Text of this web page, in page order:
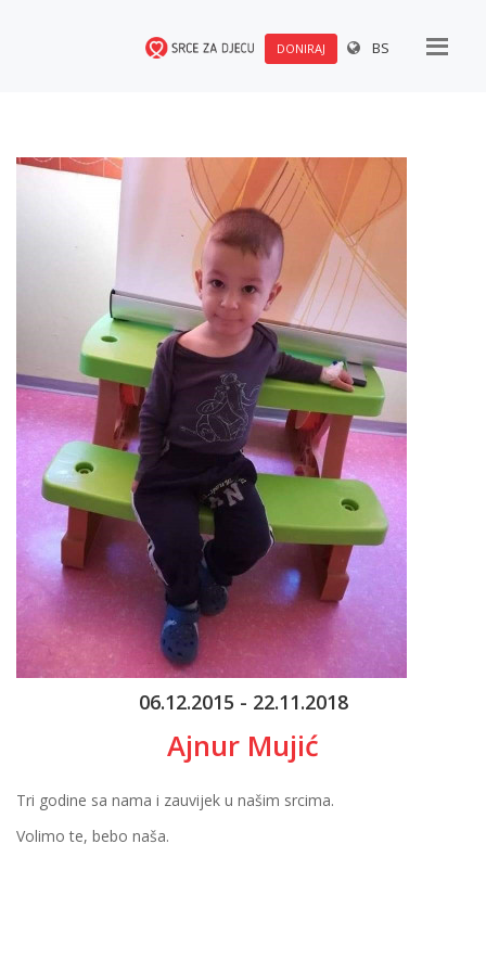
DONIRAJ BS
06.12.2015 - 22.11.2018
Ajnur Mujić
Tri godine sa nama i zauvijek u našim srcima.
Volimo te, bebo naša.